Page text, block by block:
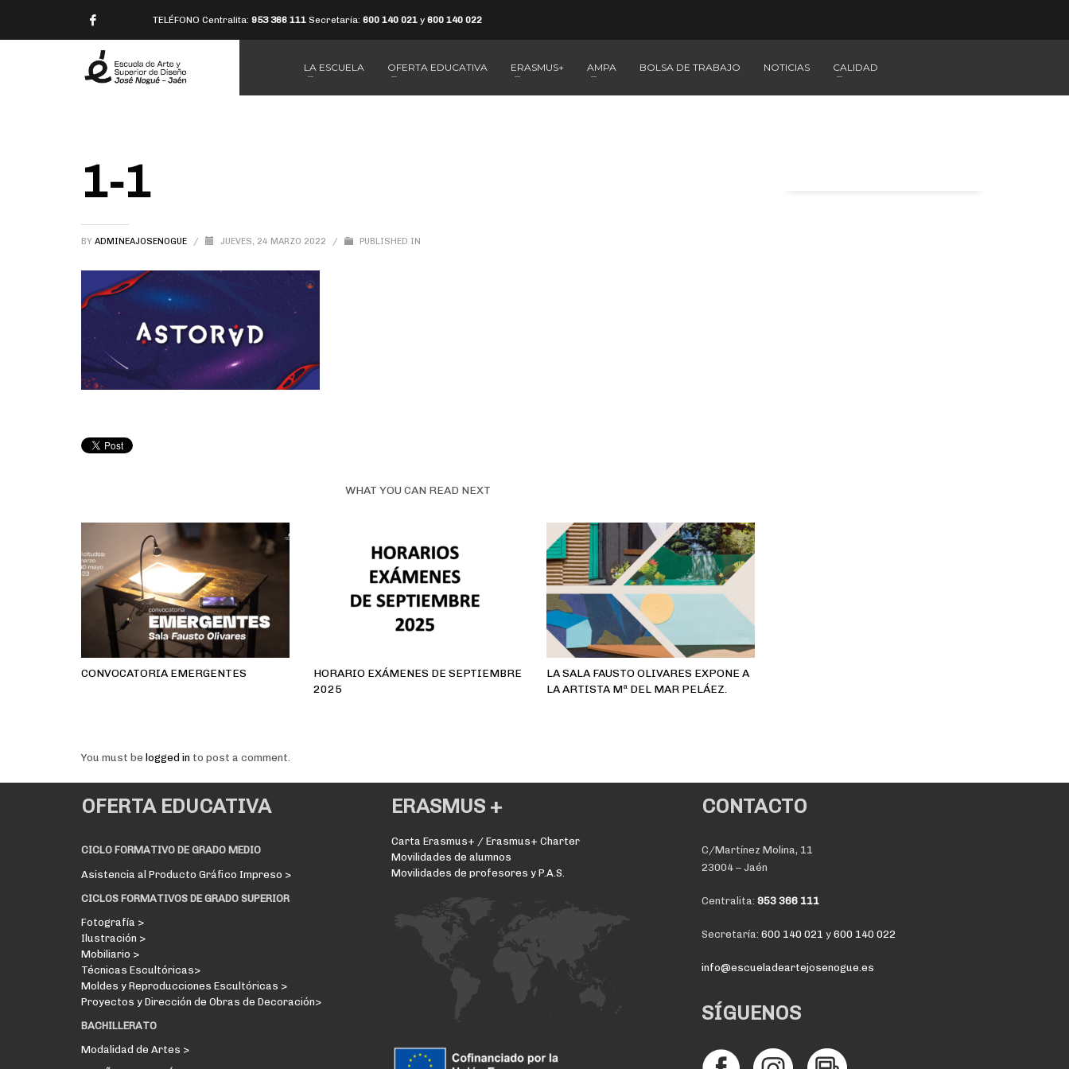
TELÉFONO Centralita: 953 366 111 Secretaría: 600 140 021 y 600 140 022
LA ESCUELA OFERTA EDUCATIVA ERASMUS+ AMPA BOLSA DE TRABAJO NOTICIAS CALIDAD
1-1
BY ADMINEAJOSENOGUE / JUEVES, 24 MARZO 2022 / PUBLISHED IN
WHAT YOU CAN READ NEXT
CONVOCATORIA EMERGENTES
HORARIO EXÁMENES DE SEPTIEMBRE
2025
LA SALA FAUSTO OLIVARES EXPONE A
LA ARTISTA Mª DEL MAR PELÁEZ.
You must be logged in to post a comment.
OFERTA EDUCATIVA
CICLO FORMATIVO DE GRADO MEDIO
Asistencia al Producto Gráfico Impreso >
CICLOS FORMATIVOS DE GRADO SUPERIOR
Fotografía >
Ilustración >
Mobiliario >
Técnicas Escultóricas>
Moldes y Reproducciones Escultóricas >
Proyectos y Dirección de Obras de Decoración>
BACHILLERATO
Modalidad de Artes >
ERASMUS +
Carta Erasmus+ / Erasmus+ Charter
Movilidades de alumnos
Movilidades de profesores y P.A.S.
CONTACTO
C/Martínez Molina, 11
23004 – Jaén
Centralita: 953 366 111
Secretaría: 600 140 021 y 600 140 022
info@escueladeartejosenogue.es
SÍGUENOS